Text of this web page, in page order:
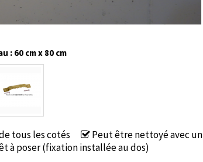
: 60 cm x 80 cm
tous les cotés
Peut être nettoyé avec un
à poser (fixation installée au dos)